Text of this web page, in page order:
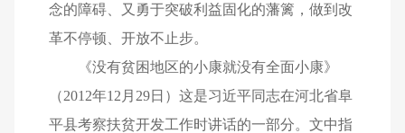
念的障碍、又勇于突破利益固化的藩篱，做到改
革不停顿、开放不止步。
《没有贫困地区的小康就没有全面小康》
（2012年12月29日）这是习近平同志在河北省阜
平县考察扶贫开发工作时讲话的一部分。文中指